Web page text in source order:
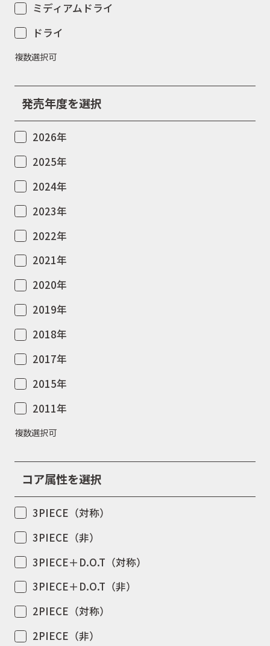
ミディアムドライ
ドライ
複数選択可
発売年度を選択
2026年
2025年
2024年
2023年
2022年
2021年
2020年
2019年
2018年
2017年
2015年
2011年
複数選択可
コア属性を選択
3PIECE（対称）
3PIECE（非）
3PIECE＋D.O.T（対称）
3PIECE＋D.O.T（非）
2PIECE（対称）
2PIECE（非）